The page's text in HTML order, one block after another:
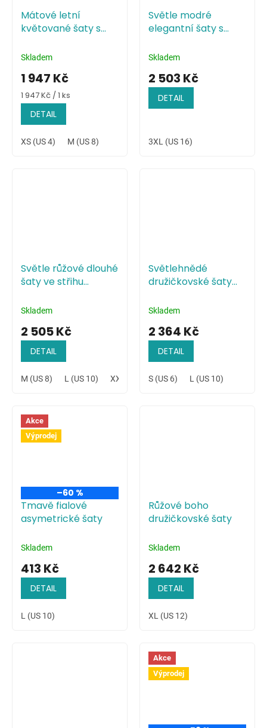
Mátové letní
květované šaty s
Skladem
1 947 Kč
Měrná
cena:
1 947 Kč / 1 ks
DETAIL
XS (US 4) M (US 8)
Světle modré
elegantní šaty s
živůtkem
Skladem
2 503 Kč
DETAIL
3XL (US 16)
Světle růžové dlouhé
šaty ve střihu
Skladem
2 505 Kč
DETAIL
M (US 8) L (US 10) XXL (US 14)
Světlehnědé
družičkovské šaty
stylu
Skladem
2 364 Kč
DETAIL
S (US 6) L (US 10)
Akce
Výprodej
–60 %
Tmavě fialové
asymetrické šaty
Skladem
413 Kč
DETAIL
L (US 10)
Růžové boho
družičkovské šaty
Skladem
2 642 Kč
DETAIL
XL (US 12)
Akce
Výprodej